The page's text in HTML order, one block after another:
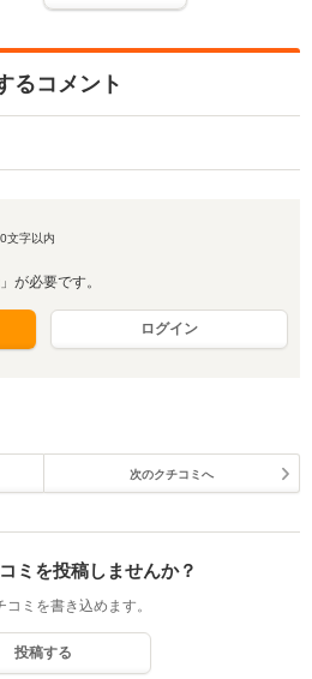
るコメント
文字以内
が必要です。
ログイン
次のクチコミへ
ミを投稿しませんか？
コミを書き込めます。
投稿する